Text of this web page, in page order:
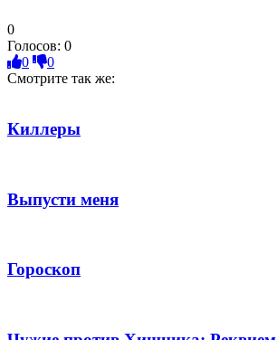
0
Голосов: 0
0
0
Смотрите так же:
Киллеры
Выпусти меня
Гороскоп